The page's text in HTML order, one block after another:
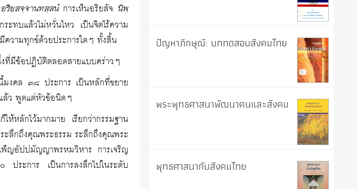
อริยสจฺจานทสฺสนํการเห็นอริยสัจ นิพฺ
ะทบแล้วไม่หวั่นไหว เป็นจิตไร้ความ
ความทุกข์ด้วยประการใดๆ ทั้งสิ้น
ที่มีข้อปฏิบัติตลอดสายแบบคร่าวๆ
มงคล ๓๘ ประการ เป็นหลักที่ขยาย
ล้ว พูดแต่หัวข้อนิดๆ
ห้หลักไว้มากมาย เรียกว่ากรรมฐาน
ลึกถึงคุณพระธรรม ระลึกถึงคุณพระ
พ็ญอัปปมัญญาพรหมวิหาร การเจริญ
ระการ เป็นการลงลึกไปในระดับ
ปัญหาภิกษุณี: บททดสอบสังคมไทย
พระพุทธศาสนาพัฒนาคนและสังคม
พุทธศาสนากับสังคมไทย